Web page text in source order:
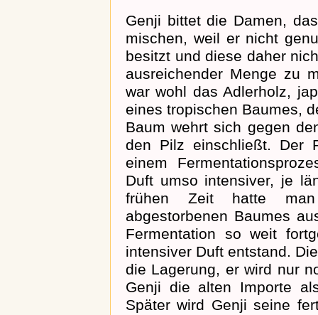
Genji bittet die Damen,
mischen, weil er nicht
besitzt und diese daher
ausreichender Menge zu
war wohl das Adlerholz,
eines tropischen Baumes,
Baum wehrt sich gegen
den Pilz einschließt. Der
einem
Duft umso intensiver, je
frühen Zeit hatte
abgestorbenen Baumes
Fermentation so weit
intensiver Duft entstand.
die Lagerung, er wird nur
Genji die alten Importe
Später wird Genji seine